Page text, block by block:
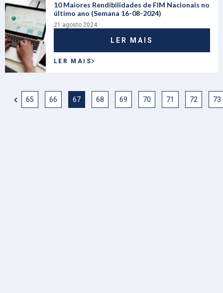
10 Maiores Rendibilidades de FIM Nacionais no
último ano (Semana 16-08-2024)
21 agosto 2024 ·
LER MAIS
LER MAIS
65 66 67 68 69 70 71 72 73